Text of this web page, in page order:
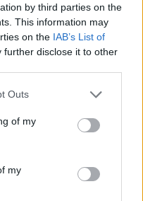
by third parties on the
This information may
on the IAB’s List of
further disclose it to other
one or more Google
You may click to
its third-party tags to
in below Google
Outs
of my
my
curly
ανταύγειες